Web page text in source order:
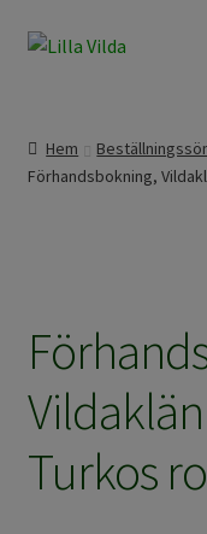
Hoppa
Hoppa
Beställningssömnad
Övrigt / Info
Hem
Förhandsbokning,
Turkos